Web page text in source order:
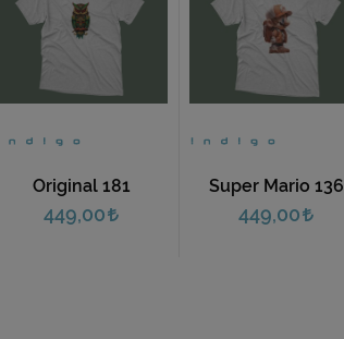
Original 181
449,00
Super Mario 136
449,00